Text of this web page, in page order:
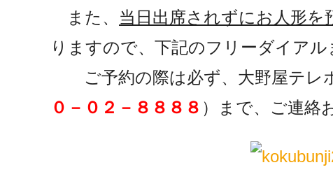
また、 当日出席されずにお人形を
りますので、下記のフリーダイアル
ご予約の際は必ず、大野屋テレ
０－０２－８８８８ ）まで、ご連絡